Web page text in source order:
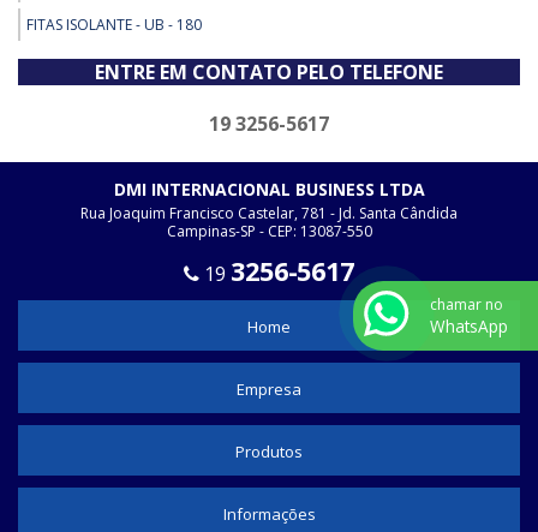
FITAS ISOLANTE - UB - 180
ENTRE EM CONTATO PELO TELEFONE
19 3256-5617
DMI INTERNACIONAL BUSINESS LTDA
Rua Joaquim Francisco Castelar, 781 - Jd. Santa Cândida
Campinas-SP - CEP: 13087-550
19 3256-5617
Home
Empresa
Produtos
Informações
chamar no
WhatsApp